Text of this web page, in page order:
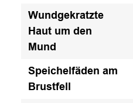
Wundgekratzte
Haut um den
Mund
Speichelfäden am
Brustfell